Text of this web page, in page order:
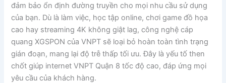
đảm bảo ổn định đường truyền cho mọi nhu cầu sử dụng
của bạn. Dù là làm việc, học tập online, chơi game đồ họa
cao hay streaming 4K không giật lag, công nghệ cáp
quang XGSPON của VNPT sẽ loại bỏ hoàn toàn tình trạng
gián đoạn, mang lại độ trễ thấp tối ưu. Đây là yếu tố then
chốt giúp internet VNPT Quận 8 tốc độ cao, đáp ứng mọi
yêu cầu của khách hàng.